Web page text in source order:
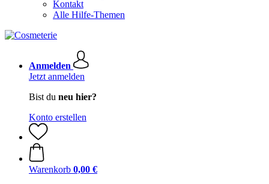
Kontakt
Alle Hilfe-Themen
Anmelden
Jetzt anmelden
Bist du neu hier?
Konto erstellen
Warenkorb 0,00 €